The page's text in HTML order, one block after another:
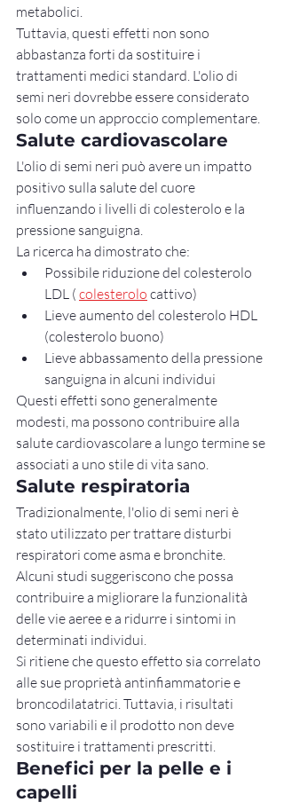
metabolici.
Tuttavia, questi effetti non sono
abbastanza forti da sostituire i
trattamenti medici standard. L'olio di
semi neri dovrebbe essere considerato
solo come un approccio complementare.
Salute cardiovascolare
L'olio di semi neri può avere un impatto
positivo sulla salute del cuore
influenzando i livelli di colesterolo e la
pressione sanguigna.
La ricerca ha dimostrato che:
Possibile riduzione del colesterolo
LDL ( colesterolo cattivo)
Lieve aumento del colesterolo HDL
(colesterolo buono)
Lieve abbassamento della pressione
sanguigna in alcuni individui
Questi effetti sono generalmente
modesti, ma possono contribuire alla
salute cardiovascolare a lungo termine se
associati a uno stile di vita sano.
Salute respiratoria
Tradizionalmente, l'olio di semi neri è
stato utilizzato per trattare disturbi
respiratori come asma e bronchite.
Alcuni studi suggeriscono che possa
contribuire a migliorare la funzionalità
delle vie aeree e a ridurre i sintomi in
determinati individui.
Si ritiene che questo effetto sia correlato
alle sue proprietà antinfiammatorie e
broncodilatatrici. Tuttavia, i risultati
sono variabili e il prodotto non deve
sostituire i trattamenti prescritti.
Benefici per la pelle e i
capelli